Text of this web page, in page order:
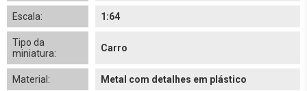
Escala: 1:64
Tipo da
miniatura:
Carro
Material: Metal com detalhes em plástico